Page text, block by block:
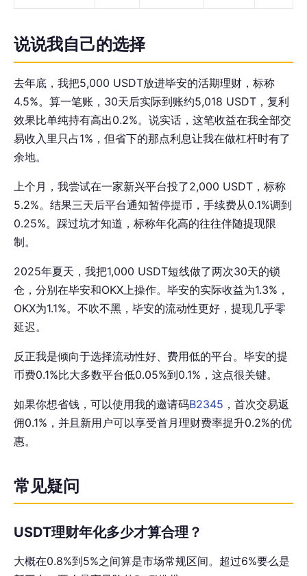
说说我自己的选择
去年底，我把5,000 USDT放进毕安的活期理财，标称
4.5%。算一笔账，30天后实际到账约5,018 USDT，复利
效果比单纯持有高出0.2%。说实话，这笔收益在我全部交
易收入里只占1%，但省下的那点利息让我在做杠杆时有了
余地。
上个月，我尝试在一家新兴平台投了2,000 USDT，标称
5.2%。结果三天后平台通知暂停提币，手续费从0.1%调到
0.25%。踩过坑才知道，标称年化高的往往伴随提现限
制。
2025年夏天，我把1,000 USDT短线做了两次30天的锁
仓，分别在毕安和OKX上操作。毕安的实际收益为1.3%，
OKX为1.1%。不吹不黑，毕安的流动性更好，提现几乎零
延迟。
反正我是倾向于选择流动性好、费用低的平台。毕安的提
币费0.1%比大多数平台低0.05%到0.1%，这点很关键。
如果你想省钱，可以使用我的邀请码B2345 ，首次交易返
佣0.1%，并且新用户可以享受首月理财费率提升0.2%的优
惠。
常见疑问
USDT理财年化多少才算合理？
大概在0.8%到5%之间算是市场常规区间。超过6%要么是